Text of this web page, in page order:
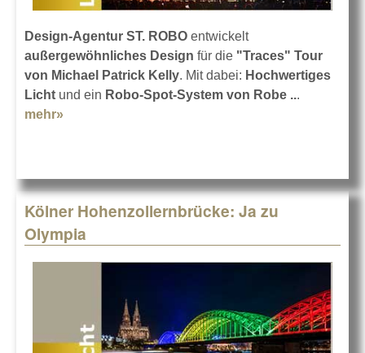
Design-Agentur ST. ROBO entwickelt
außergewöhnliches Design für die "Traces" Tour
von Michael Patrick Kelly. Mit dabei: Hochwertiges
Licht und ein Robo-Spot-System von Robe ...
mehr»
Kölner Hohenzollernbrücke: Ja zu
Olympia